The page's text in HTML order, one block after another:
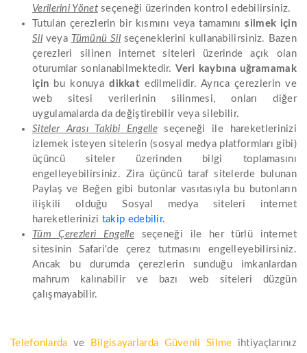
Verilerini Yönetseçeneği üzerinden kontrol edebilirsiniz.
Tutulan çerezlerin bir kısmını veya tamamınısilmek için
Silveya Tümünü Sil seçeneklerini kullanabilirsiniz. Bazen
çerezleri silinen internet siteleri üzerinde açık olan
oturumlar sonlanabilmektedir.Veri kaybına uğramamak
için bu konuyadikkat edilmelidir. Ayrıca çerezlerin ve
web sitesi verilerinin silinmesi, onları diğer
uygulamalarda da değiştirebilir veya silebilir.
Siteler Arası Takibi Engelleseçeneği ile hareketlerinizi
izlemek isteyen sitelerin (sosyal medya platformları gibi)
üçüncü siteler üzerinden bilgi toplamasını
engelleyebilirsiniz. Zira üçüncü taraf sitelerde bulunan
Paylaş ve Beğen gibi butonlar vasıtasıyla bu butonların
ilişkili olduğu Sosyal medya siteleri internet
hareketlerinizi takip edebilir.
Tüm Çerezleri Engelleseçeneği ile her türlü internet
sitesinin Safari'de çerez tutmasını engelleyebilirsiniz.
Ancak bu durumda çerezlerin sunduğu imkanlardan
mahrum kalınabilir ve bazı web siteleri düzgün
çalışmayabilir.
Telefonlarda ve Bilgisayarlarda Güvenli Silme ihtiyaçlarınız